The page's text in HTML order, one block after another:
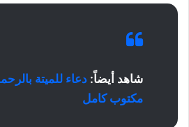
شاهد أيضاً: دعاء للميتة
مكتوب كامل